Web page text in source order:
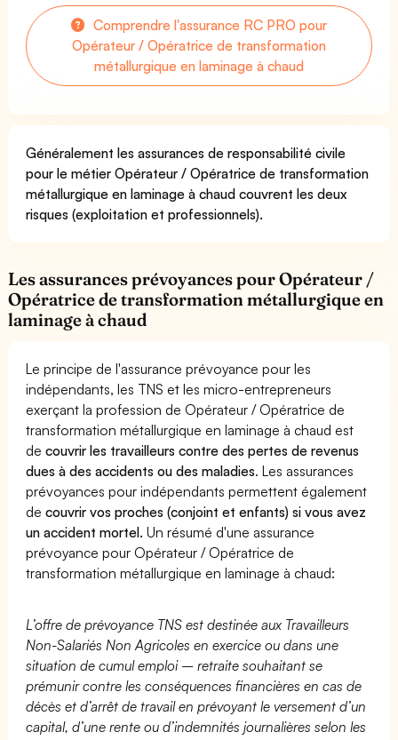
Comprendre l'assurance RC PRO pour
Opérateur / Opératrice de transformation
métallurgique en laminage à chaud
Généralement les assurances de responsabilité civile
pour le métier Opérateur / Opératrice de transformation
métallurgique en laminage à chaud couvrent les deux
risques (exploitation et professionnels).
Les assurances prévoyances pour Opérateur /
Opératrice de transformation métallurgique en
laminage à chaud
Le principe de l'assurance prévoyance pour les
indépendants, les TNS et les micro-entrepreneurs
exerçant la profession de Opérateur / Opératrice de
transformation métallurgique en laminage à chaud est
decouvrir les travailleurs contre des pertes de revenus
dues à des accidents ou des maladies. Les assurances
prévoyances pour indépendants permettent également
decouvrir vos proches (conjoint et enfants) si vous avez
un accident mortel. Un résumé d'une assurance
prévoyance pour Opérateur / Opératrice de
transformation métallurgique en laminage à chaud:
L’offre de prévoyance TNS est destinée aux Travailleurs
Non-Salariés Non Agricoles en exercice ou dans une
situation de cumul emploi – retraite souhaitant se
prémunir contre les conséquences financières en cas de
décès et d’arrêt de travail en prévoyant le versement d’un
capital, d’une rente ou d’indemnités journalières selon les